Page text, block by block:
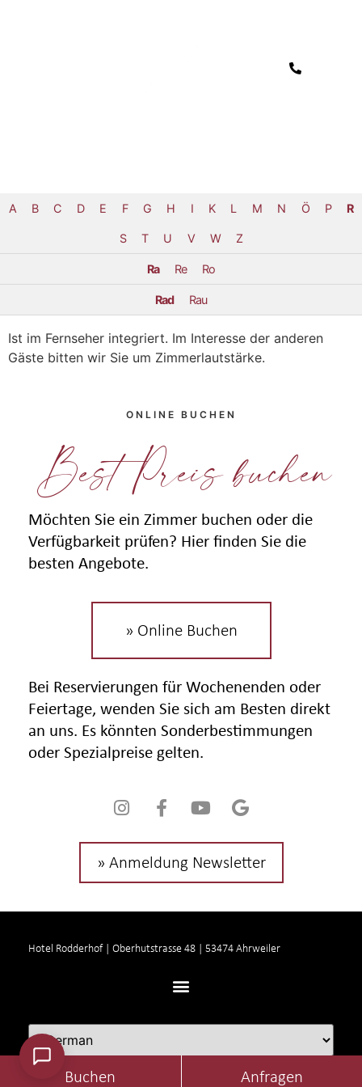
A B C D E F G H I K L M N Ö P R
S T U V W Z
Ra Re Ro
Rad Rau
Ist im Fernseher integriert. Im Interesse der anderen
Gäste bitten wir Sie um Zimmerlautstärke.
ONLINE BUCHEN
Best Preis buchen
Möchten Sie ein Zimmer buchen oder die
Verfügbarkeit prüfen? Hier finden Sie die
besten Angebote.
» Online Buchen
Bei Reservierungen für Wochenenden oder
Feiertage, wenden Sie sich am Besten direkt
an uns. Es könnten Sonderbestimmungen
oder Spezialpreise gelten.
» Anmeldung Newsletter
Hotel Rodderhof | Oberhutstrasse 48 | 53474 Ahrweiler
Buchen Anfragen